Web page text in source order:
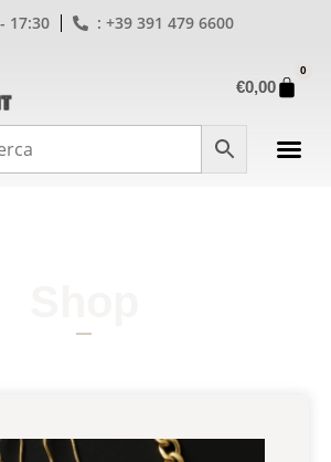
17:30 : +39 391 479 6600
€0,00
0